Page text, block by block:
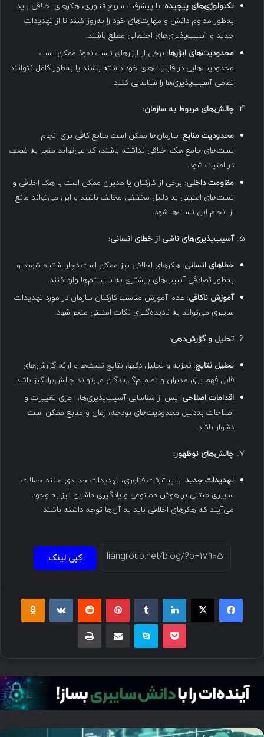
تکنولوژی‌های پیچیده: با پیشرفت سریع فناوری، هکرهای اخلاقی باید
به‌طور مداوم دانش و مهارت‌های خود را به‌روز کنند تا از تهدیدات
جدید و آسیب‌پذیری‌های احتمالی مطلع باشند.
محدودیت‌های ابزارها: برخی از ابزارهای تست نفوذ ممکن است
محدودیت‌هایی در قابلیت‌های خود داشته باشند یا به‌طور کامل نتوانند
تمامی آسیب‌پذیری‌ها را شناسایی کنند.
چالش‌های مربوط به سازمان:
محدودیت منابع: سازمان‌ها ممکن است منابع کافی برای انجام
تست‌های جامع هک اخلاقی نداشته باشند، که می‌تواند منجر به ضعف
در امنیت شود.
مقاومت داخلی: برخی از کارکنان یا مدیران ممکن است با هک اخلاقی و
تست‌های امنیتی به دلایل مختلفی مخالف باشند و این می‌تواند مانع
از انجام این تست‌ها شود.
آسیب‌پذیری‌های ناشی از خطای انسانی:
خطاهای انسانی: هکرهای اخلاقی نیز ممکن است دچار اشتباه شوند و
به‌طور تصادفی آسیب‌های بیشتری به سیستم‌ها وارد کنند.
آموزش ناکافی: عدم آموزش مناسب کارکنان سازمان در مورد تهدیدات
سایبری می‌تواند به نادیده‌گیری نکات امنیتی منجر شود.
تحلیل و گزارش‌دهی:
تحلیل نتایج: تجزیه و تحلیل دقیق نتایج تست‌ها و ارائه گزارش‌های
قابل فهم برای مدیران و تصمیم‌گیرندگان می‌تواند چالش‌برانگیز باشد.
اقدامات اصلاحی: پس از شناسایی آسیب‌پذیری‌ها، اجرای تغییرات و
اصلاحات به‌دلیل محدودیت‌های بودجه، زمان و منابع ممکن است
دشوار باشد.
چالش‌های نوظهور:
تهدیدات جدید: با پیشرفت فناوری، تهدیدات جدیدی مانند حملات
سایبری مبتنی بر هوش مصنوعی و یادگیری ماشین نیز به وجود
می‌آیند که هکرهای اخلاقی باید به آن‌ها توجه داشته باشند.
کپی لینک
فیسبوک ایکس لینکداین پینتریست
پاکت اسکایپ چاپ